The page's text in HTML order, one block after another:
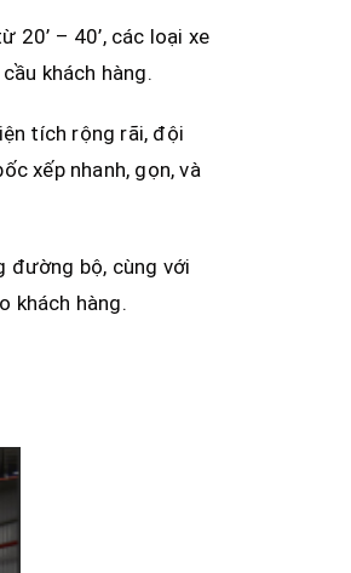
– 40’, các loại xe
khách hàng.
tích rộng rãi, đội
xếp nhanh, gọn, và
đường bộ, cùng với
khách hàng.